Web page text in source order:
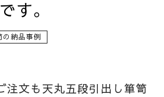
す。
の納品事例
注文も天丸五段引出し箪笥